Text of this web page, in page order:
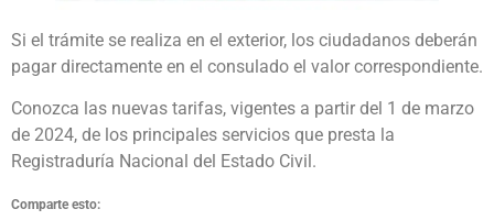
Si el trámite se realiza en el exterior, los ciudadanos deberán
pagar directamente en el consulado el valor correspondiente.
Conozca las nuevas tarifas, vigentes a partir del 1 de marzo
de 2024, de los principales servicios que presta la
Registraduría Nacional del Estado Civil.
Comparte esto: